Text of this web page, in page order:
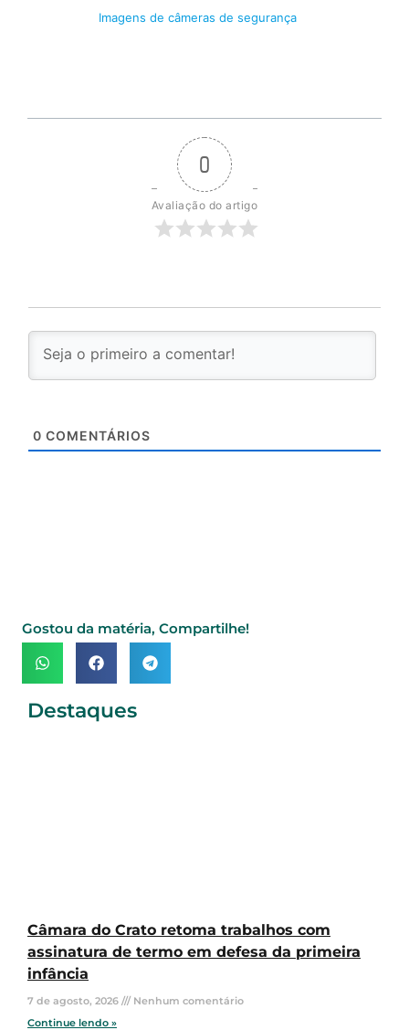
Imagens de câmeras de segurança
0
Avaliação do artigo
0 COMENTÁRIOS
Gostou da matéria, Compartilhe!
Destaques
Câmara do Crato retoma trabalhos com
assinatura de termo em defesa da primeira
infância
7 de agosto, 2026
Nenhum comentário
Continue lendo »